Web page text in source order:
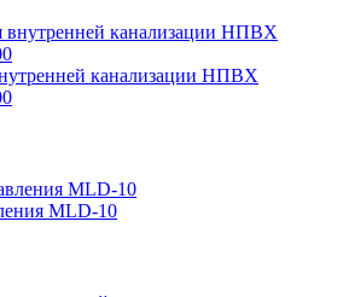
канализации НПВХ
MLD-10